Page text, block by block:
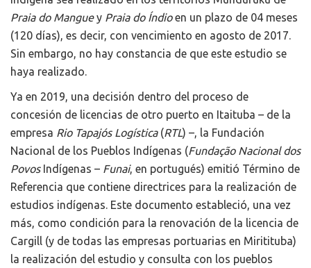
Praia do Manguey Praia do Índioen un plazo de 04 meses
(120 días), es decir, con vencimiento en agosto de 2017.
Sin embargo, no hay constancia de que este estudio se
haya realizado.
Ya en 2019, una decisión dentro del proceso de
concesión de licencias de otro puerto en Itaituba – de la
empresa Rio Tapajós Logística(RTL) –, la Fundación
Nacional de los Pueblos Indígenas (Fundação Nacional dos
Povos Indígenas – Funai, en portugués) emitió Término de
Referencia que contiene directrices para la realización de
estudios indígenas. Este documento estableció, una vez
más, como condición para la renovación de la licencia de
Cargill (y de todas las empresas portuarias en Miritituba)
la realización del estudio y consulta con los pueblos